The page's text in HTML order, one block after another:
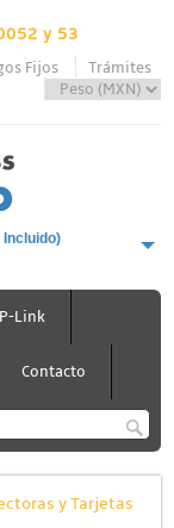
y 53
Fijos
Trámites
Incluido)
Link
Contacto
y Tarjetas